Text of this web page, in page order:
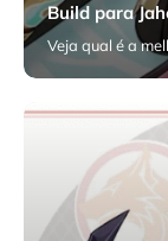
Build para
Veja qual é a